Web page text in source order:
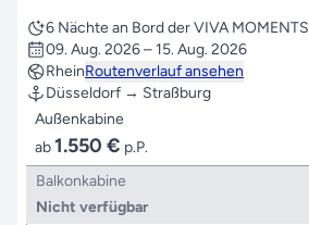
6 Nächte an Bord der VIVA MOMENTS
09. Aug. 2026 – 15. Aug. 2026
RheinRoutenverlauf ansehen
Düsseldorf → Straßburg
Außenkabine
ab1.550 € p.P.
Balkonkabine
Nicht verfügbar